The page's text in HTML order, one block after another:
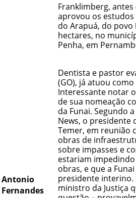
Franklimberg,
aprovou os estudos
do Arapuá, do povo
hectares, no
Penha, em
Antonio
Fernandes
Dentista e pastor
(GO), já atuou
Interessante notar
de sua nomeação
da Funai. Segundo
News, o presidente
Temer, em reunião
obras de
sobre impasses e
estariam
obras, e que a
presidente interino.
ministro da Justiça